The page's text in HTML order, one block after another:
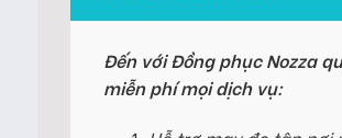
Đến với Đồng phục Nozza
miễn phí mọi dịch vụ: